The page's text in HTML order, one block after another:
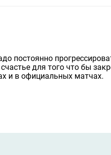
постоянно
для того что бы
и в официальных матчах.